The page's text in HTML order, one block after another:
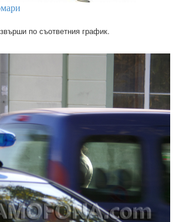
по съответния график.